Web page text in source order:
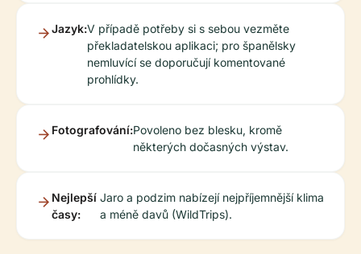
Jazyk:V případě potřeby si s sebou vezměte
překladatelskou aplikaci; pro španělsky
nemluvící se doporučují komentované
prohlídky.
Fotografování:Povoleno bez blesku, kromě
některých dočasných výstav.
Nejlepší
časy:
Jaro a podzim nabízejí nejpříjemnější klima
a méně davů (WildTrips).